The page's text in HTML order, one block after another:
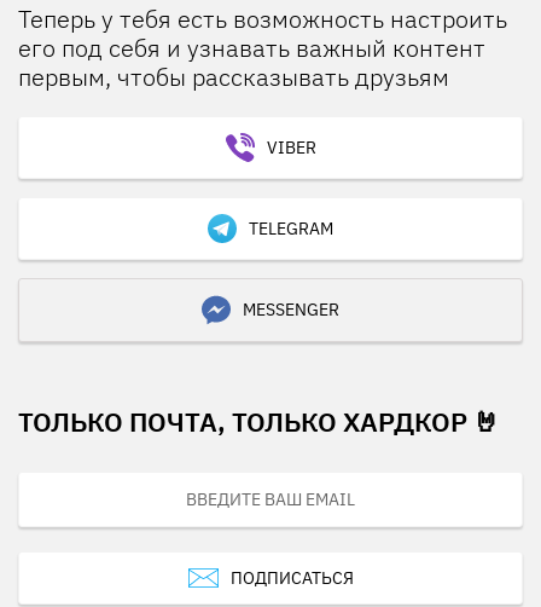
Теперь у тебя есть возможность настроить
его под себя и узнавать важный контент
первым, чтобы рассказывать друзьям
VIBER
TELEGRAM
MESSENGER
ТОЛЬКО ПОЧТА, ТОЛЬКО ХАРДКОР 🤘
ПОДПИСАТЬСЯ